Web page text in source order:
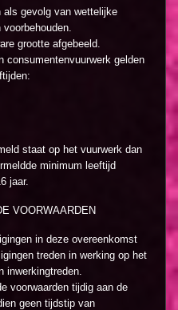
als gevolg van wettelijke
grootte afgebeeld.
consumentenvuurwerk gelden
staat op het vuurwerk dan
minimum leeftijd
jaar.
VOORWAARDEN
in deze overeenkomst
treden in werking op het
inwerkingtreden.
voorwaarden tijdig aan de
geen tijdstip van